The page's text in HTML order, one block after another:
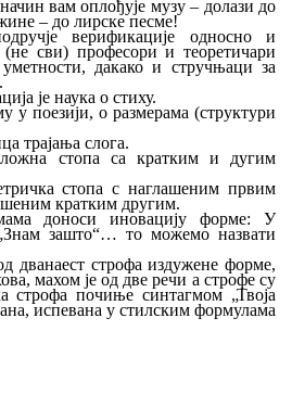
вам оплођује музу – долази до
– до лирске песме!
верификације односно и
сви) професори и теоретичари
дакако и стручњаци за
је наука о стиху.
у поезији, о размерама (структури
трајања слога.
стопа са кратким и дугим
стопа с наглашеним првим
кратким другим.
доноси иновацију форме: У
зашто“… то можемо назвати
дванаест строфа издужене форме,
махом је од две речи а строфе су
строфа почиње синтагмом „Твоја
испевана у стилским формулама